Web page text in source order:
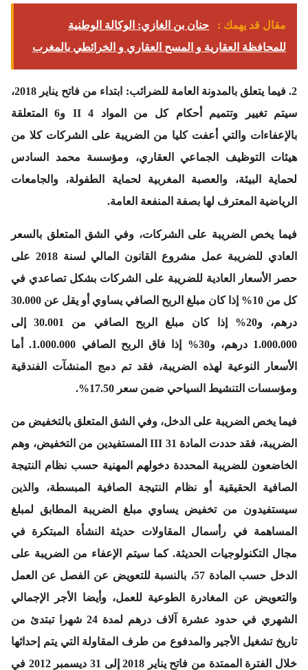
مقال قد يهمك :
حنان بن الغازي: الوكالة الوطنية
للمحافظة العقارية و المسح العقاري و الخرائطي بالمغرب
2. فيما يتعلق بالمدونة العامة للضرائب
: ابتداء من فاتح يناير 2018،
سيتم تغيير وتتميم أحكام كل من المواد 4 II و6 المتعلقة
بالإعفاءات والتي أعفت كليا من الضريبة على الشركات كلا من
هيئات التوظيف الجماعي العقاري، ومؤسسة محمد السادس
لحماية البيئة، والعصبة المغربية لحماية الطفولة، والجامعات
الرياضية المعترف لها بصفة المنفعة العامة.
فيما يخص الضريبة على الشركات، وفي الشق المتعلق بالسعر
العادي للضريبة عمل مشروع القانون المالي لسنة 2018 على
حصر الأسعار العادية للضريبة على الشركات بشكل تصاعدي في
كل من 10% إذا كان مبلغ الربح الصافي يساوي أو يقل عن 30.000
درهم، و20% إذا كان مبلغ الربح الصافي من 30.001 إلى
1.000.000 درهم، و30% إذا فاق الربح الصافي 1.000.000. أما
الأسعار النوعية لهذه الضريبة، فقد تم دمج المنشآت الفندقية
ومؤسسات التنشيط السياحي ضمن سعر 17.50%.
فيما يخص الضريبة على الدخل، وفي الشق المتعلق بالتخفيض من
الضريبة، فقد حددت المادة 31 III المستفيدين من التخفيض، وهم
الخاضعون للضريبة المحددة دخولهم المهنية حسب نظام النتيجة
الصافية الحقيقية أو نظام النتيجة الصافية المبسطة، والذين
سيستفيدون من تخفيض يساوي مبلغ الضريبة المطابق لمبلغ
المساهمة في رأسمال المقاولات حديثة النشأة المبتكرة في
مجال التكنولوجيات الحديثة. كما سيتم الإعفاء من الضريبة على
الدخل حسب المادة 57، بالنسبة للتعويض عن الفصل عن العمل
والتعويض عن المغادرة الطوعية للعمل، وأيضا الأجر الإجمالي
الشهري في حدود عشرة آلاف درهم لمدة 24 شهرا تبتدئ من
تاريخ تشغيل الأجير والمدفوع من طرف المقاولة التي يتم إحداثها
خلال الفترة الممتدة من فاتح يناير 2018 إلى 31 ديسمبر 2012 في